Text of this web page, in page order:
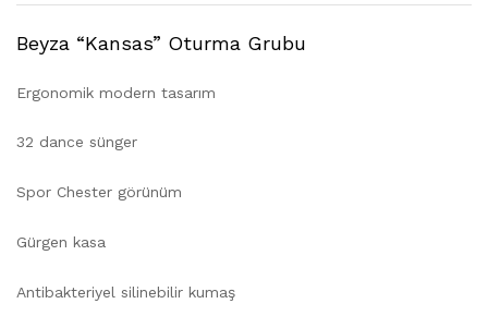
Beyza “Kansas” Oturma Grubu
Ergonomik modern tasarım
32 dance sünger
Spor Chester görünüm
Gürgen kasa
Antibakteriyel silinebilir kumaş